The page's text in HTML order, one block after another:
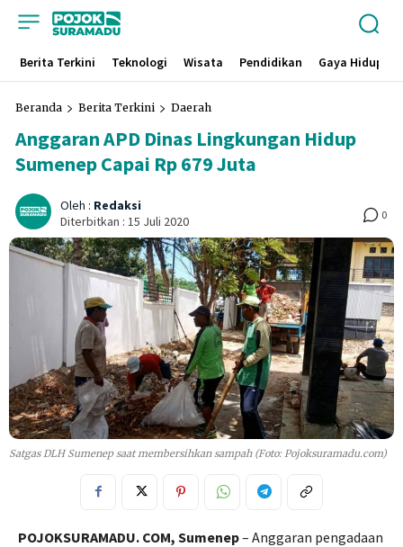
Berita Terkini Teknologi Wisata Pendidikan Gaya Hidup
Beranda Berita Terkini Daerah
Anggaran APD Dinas Lingkungan Hidup
Sumenep Capai Rp 679 Juta
Oleh : Redaksi
Diterbitkan : 15 Juli 2020 0
Satgas DLH Sumenep saat membersihkan sampah (Foto: Pojoksuramadu.com)
POJOKSURAMADU. COM, Sumenep– Anggaran pengadaan